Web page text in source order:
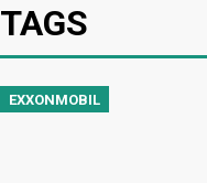
TAGS
EXXONMOBIL